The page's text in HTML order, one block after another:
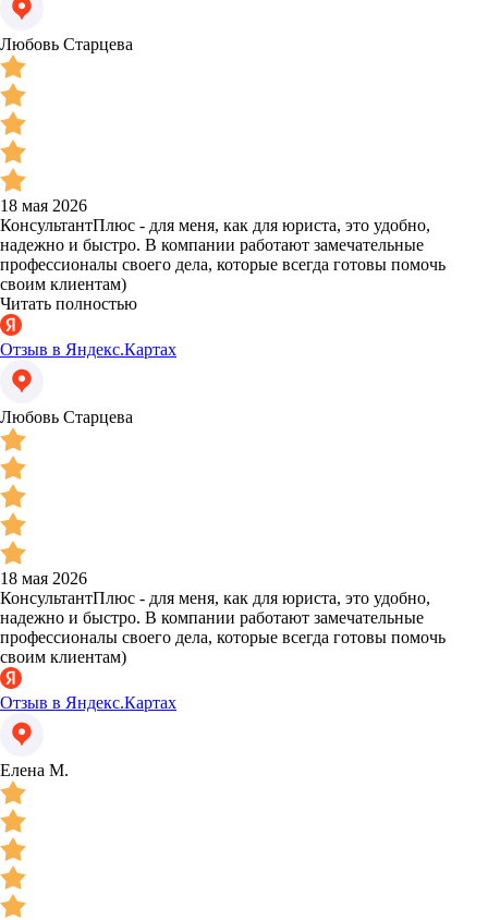
Любовь Старцева
18 мая 2026
КонсультантПлюс - для меня, как для юриста, это удобно,
надежно и быстро. В компании работают замечательные
профессионалы своего дела, которые всегда готовы помочь
своим клиентам)
Читать полностью
Отзыв в Яндекс.Картах
Любовь Старцева
18 мая 2026
КонсультантПлюс - для меня, как для юриста, это удобно,
надежно и быстро. В компании работают замечательные
профессионалы своего дела, которые всегда готовы помочь
своим клиентам)
Отзыв в Яндекс.Картах
Елена М.